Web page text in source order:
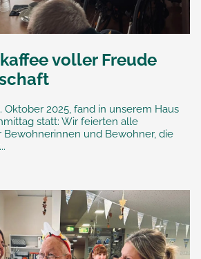
voller Freude
Oktober 2025, fand in unserem Haus
statt: Wir feierten alle
Bewohnerinnen und Bewohner, die